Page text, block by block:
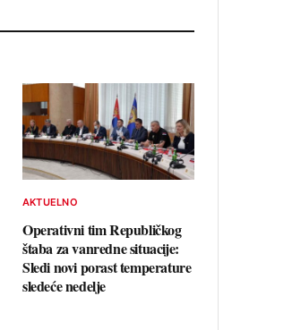
AKTUELNO
Operativni tim Republičkog
štaba za vanredne situacije:
Sledi novi porast temperature
sledeće nedelje